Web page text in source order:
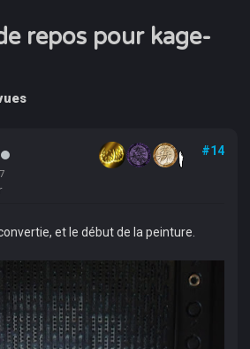
repos pour kage-
#14
et le début de la peinture.